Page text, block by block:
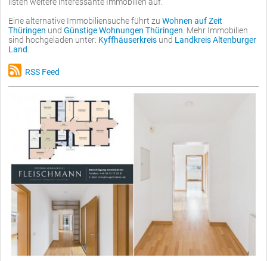
Eine alternative Immobiliensuche führt zu Wohnen auf Zeit
Thüringen und Günstige Wohnungen Thüringen . Mehr Immobilien
sind hochgeladen unter: Kyffhäuserkreis und Landkreis Altenburger
Land
RSS Feed